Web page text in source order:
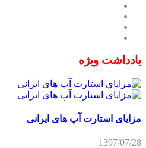
یادداشت ویژه
مزایای استارت آپ های ایرانی
1397/07/28